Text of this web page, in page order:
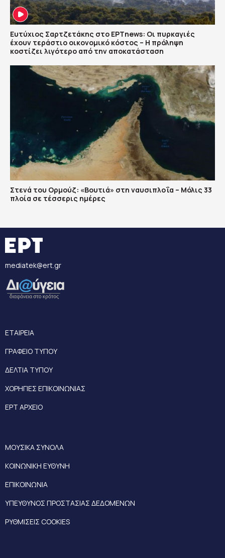
Ευτύχιος Σαρτζετάκης στο ΕΡΤnews: Οι πυρκαγιές
έχουν τεράστιο οικονομικό κόστος – Η πρόληψη
κοστίζει λιγότερο από την αποκατάσταση
Στενά του Ορμούζ: «Βουτιά» στη ναυσιπλοΐα – Μόλις 33
πλοία σε τέσσερις ημέρες
mediatek@ert.gr
ΕΤΑΙΡΕΙΑ
ΓΡΑΦΕΙΟ ΤΥΠΟΥ
ΔΕΛΤΙΑ ΤΥΠΟΥ
ΧΟΡΗΓΙΕΣ ΕΠΙΚΟΙΝΩΝΙΑΣ
ΕΡΤ ΑΡΧΕΙΟ
ΜΟΥΣΙΚΑ ΣΥΝΟΛΑ
ΚΟΙΝΩΝΙΚΗ ΕΥΘΥΝΗ
ΕΠΙΚΟΙΝΩΝΙΑ
ΥΠΕΥΘΥΝΟΣ ΠΡΟΣΤΑΣΙΑΣ ΔΕΔΟΜΕΝΩΝ
ΡΥΘΜΙΣΕΙΣ COOKIES